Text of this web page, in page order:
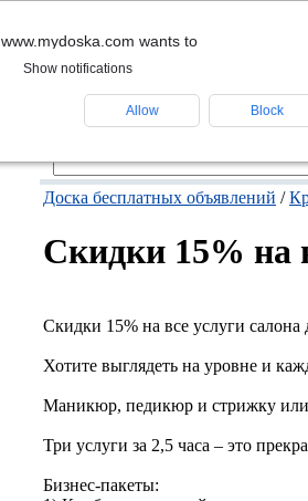
подать
Доска бесплатных объявлений /
Скидки 15% на
Скидки 15% на все услуги салона
Хотите выглядеть на уровне и
Маникюр, педикюр и стрижку или
Три услуги за 2,5 часа – это
Бизнес-пакеты:
www.mydoska.com wants to
Show notifications
Allow Block